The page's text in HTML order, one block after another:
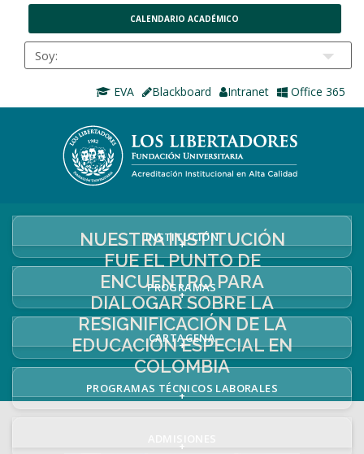
CALENDARIO ACADÉMICO
EVA Blackboard Intranet Office 365
INSTITUCIÓN
+
PROGRAMAS
+
CARTAGENA
+
PROGRAMAS TÉCNICOS LABORALES
+
+
NUESTRA INSTITUCIÓN
FUE EL PUNTO DE
ENCUENTRO PARA
DIALOGAR SOBRE LA
RESIGNIFICACIÓN DE LA
EDUCACIÓN ESPECIAL EN
COLOMBIA